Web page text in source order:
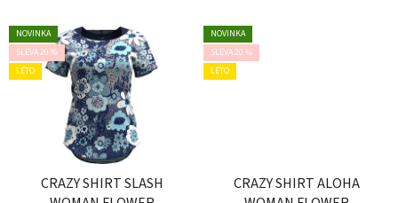
NOVINKA
SLEVA 20 %
LÉTO
CRAZY SHIRT SLASH
NOVINKA
SLEVA 20 %
LÉTO
CRAZY SHIRT ALOHA